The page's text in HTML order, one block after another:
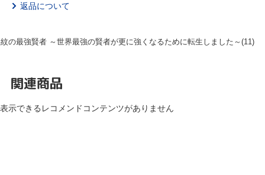
返品について
の最強賢者 ～世界最強の賢者が更に強くなるために転生しました～(11)
関連商品
表示できるレコメンドコンテンツがありません